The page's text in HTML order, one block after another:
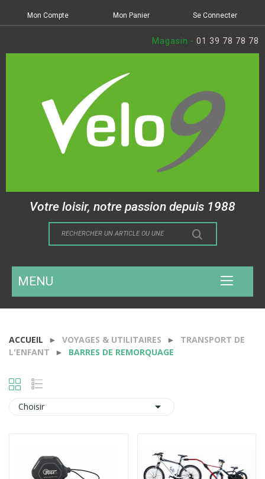
Mon Compte Mon Panier Se Connecter
Magasin - 01 39 78 78 78
Votre loisir, notre passion depuis 1988
MENU
ACCUEIL VOYAGES & UTILITAIRES
TRANSPORT DE
L'ENFANT
BARRES DE REMORQUAGE
Choisir 